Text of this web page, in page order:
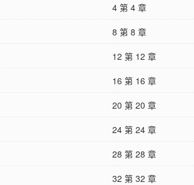
4 第 4 章
8 第 8 章
12 第 12 章
16 第 16 章
20 第 20 章
24 第 24 章
28 第 28 章
32 第 32 章